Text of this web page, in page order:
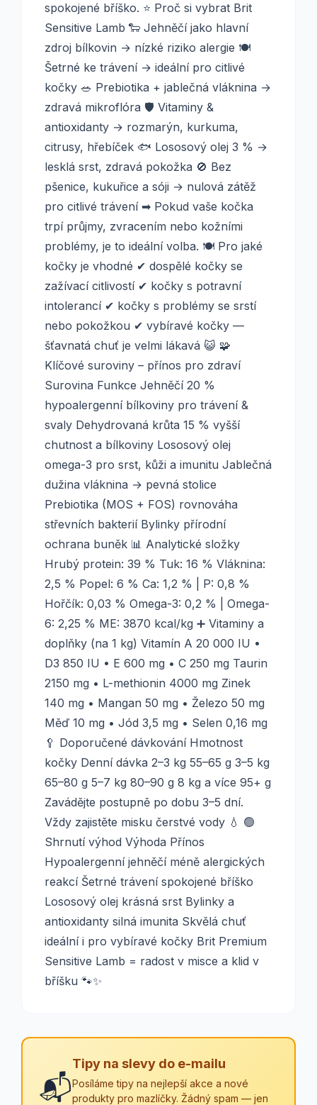
spokojené bříško. ⭐ Proč si vybrat Brit
Sensitive Lamb 🐑 Jehněčí jako hlavní
zdroj bílkovin → nízké riziko alergie 🍽️
Šetrné ke trávení → ideální pro citlivé
kočky 🥗 Prebiotika + jablečná vláknina →
zdravá mikroflóra 🛡️ Vitaminy &
antioxidanty → rozmarýn, kurkuma,
citrusy, hřebíček 🐟 Lososový olej 3 % →
lesklá srst, zdravá pokožka 🚫 Bez
pšenice, kukuřice a sóji → nulová zátěž
pro citlivé trávení ➡ Pokud vaše kočka
trpí průjmy, zvracením nebo kožními
problémy, je to ideální volba. 🍽️ Pro jaké
kočky je vhodné ✔ dospělé kočky se
zažívací citlivostí ✔ kočky s potravní
intolerancí ✔ kočky s problémy se srstí
nebo pokožkou ✔ vybíravé kočky —
šťavnatá chuť je velmi lákavá 😺 🧩
Klíčové suroviny – přínos pro zdraví
Surovina Funkce Jehněčí 20 %
hypoalergenní bílkoviny pro trávení &
svaly Dehydrovaná krůta 15 % vyšší
chutnost a bílkoviny Lososový olej
omega-3 pro srst, kůži a imunitu Jablečná
dužina vláknina → pevná stolice
Prebiotika (MOS + FOS) rovnováha
střevních bakterií Bylinky přírodní
ochrana buněk 📊 Analytické složky
Hrubý protein: 39 % Tuk: 16 % Vláknina:
2,5 % Popel: 6 % Ca: 1,2 % | P: 0,8 %
Hořčík: 0,03 % Omega-3: 0,2 % | Omega-
6: 2,25 % ME: 3870 kcal/kg ➕ Vitaminy a
doplňky (na 1 kg) Vitamín A 20 000 IU •
D3 850 IU • E 600 mg • C 250 mg Taurin
2150 mg • L-methionin 4000 mg Zinek
140 mg • Mangan 50 mg • Železo 50 mg
Měď 10 mg • Jód 3,5 mg • Selen 0,16 mg
🥄 Doporučené dávkování Hmotnost
kočky Denní dávka 2–3 kg 55–65 g 3–5 kg
65–80 g 5–7 kg 80–90 g 8 kg a více 95+ g
Zavádějte postupně po dobu 3–5 dní.
Vždy zajistěte misku čerstvé vody 💧 🟢
Shrnutí výhod Výhoda Přínos
Hypoalergenní jehněčí méně alergických
reakcí Šetrné trávení spokojené bříško
Lososový olej krásná srst Bylinky a
antioxidanty silná imunita Skvělá chuť
ideální i pro vybíravé kočky Brit Premium
Sensitive Lamb = radost v misce a klid v
bříšku 🐾✨
📬
Tipy na slevy do e-mailu
Posíláme tipy na nejlepší akce a nové
produkty pro mazlíčky. Žádný spam — jen